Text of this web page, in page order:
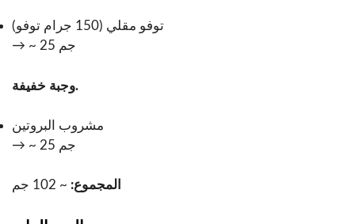
توفو مقلي (150 جرام توفو)
→ ~ 25 جم
وجبة خفيفة.
مشروب البروتين
→ ~ 25 جم
المجموع: ~ 102 جم